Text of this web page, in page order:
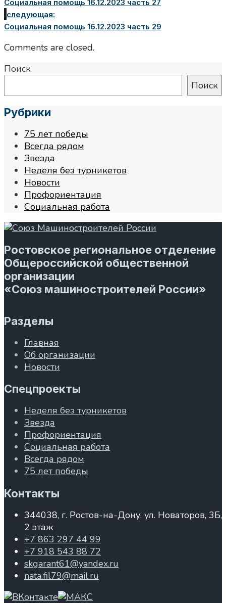
Социальная помощь 16.12.2023 часть 27
следующая:
Социальная помощь 16.12.2023 часть 29
Comments are closed.
Поиск
Поиск
Рубрики
75 лет победы
Всегда рядом
Звезда
Неделя без турникетов
Новости
Профориентация
Социальная работа
Ростовское региональное отделение
Общероссийской общественной
организации
«Союз машиностроителей России»
Разделы
Главная
Об организации
Новости
Спецпроекты
Неделя без турникетов
Звезда
Профориентация
Социальная работа
Всегда рядом
75 лет победы
Контакты
344038, г. Ростов-на-Дону, ул. Новаторов, 3Б,
2 этаж
+7 863 297 44 99
+7 918 543 88 72
skgarant61@yandex.ru
nata.fil79@mail.ru